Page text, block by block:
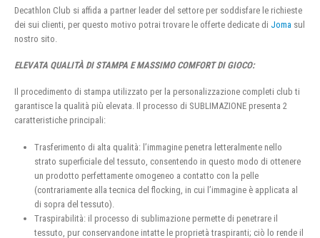
Decathlon Club si affida a partner leader del settore per soddisfare le richieste
dei sui clienti, per questo motivo potrai trovare le offerte dedicate di Joma sul
nostro sito.
ELEVATA QUALITÀ DI STAMPA E MASSIMO COMFORT DI GIOCO:
Il procedimento di stampa utilizzato per la personalizzazione completi club ti
garantisce la qualità più elevata. Il processo di SUBLIMAZIONE presenta 2
caratteristiche principali:
Trasferimento di alta qualità: l’immagine penetra letteralmente nello
strato superficiale del tessuto, consentendo in questo modo di ottenere
un prodotto perfettamente omogeneo a contatto con la pelle
(contrariamente alla tecnica del flocking, in cui l’immagine è applicata al
di sopra del tessuto).
Traspirabilità: il processo di sublimazione permette di penetrare il
tessuto, pur conservandone intatte le proprietà traspiranti; ciò lo rende il